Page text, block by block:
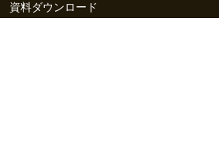
資料ダウンロード